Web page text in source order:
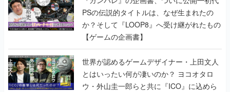
PSの伝説的タイトルは、なぜ生まれたの
か？そして『LOOP8』へ受け継がれたもの
【ゲームの企画書】
世界が認めるゲームデザイナー・上田文人
とはいったい何が凄いのか？ ヨコオタロ
ウ・外山圭一郎らと共に『ICO』に込めら